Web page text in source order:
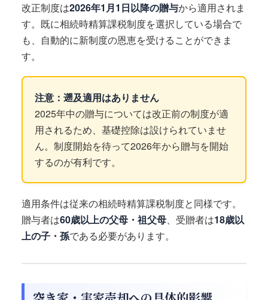
改正制度は2026年1月1日以降の贈与から適用されま
す。既に相続時精算課税制度を選択している場合で
も、自動的に新制度の恩恵を受けることができま
す。
注意：遡及適用はありません
2025年中の贈与については改正前の制度が適
用されるため、基礎控除は設けられていませ
ん。制度開始を待って2026年から贈与を開始
するのが有利です。
適用条件は従来の相続時精算課税制度と同様です。
贈与者は60歳以上の父母・祖父母、受贈者は18歳以
上の子・孫である必要があります。